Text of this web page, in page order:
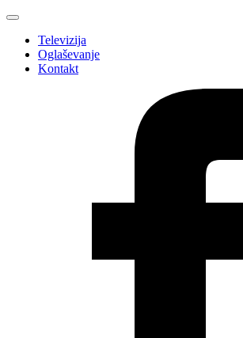
Televizija
Oglaševanje
Kontakt